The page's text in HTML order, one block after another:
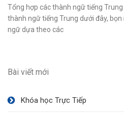
Tổng hợp các thành ngữ tiếng
thành ngữ tiếng Trung dưới đây,
ngữ dựa theo các
Bài viết mới
Khóa học Trực Tiếp